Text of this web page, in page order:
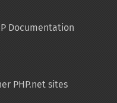
Documentation
PHP.net sites